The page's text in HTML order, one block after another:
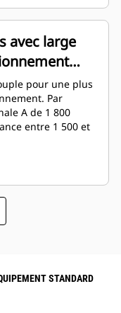
avec large
Range)
pour une plus
Par
A de 1 800
entre 1 500 et
STANDARD